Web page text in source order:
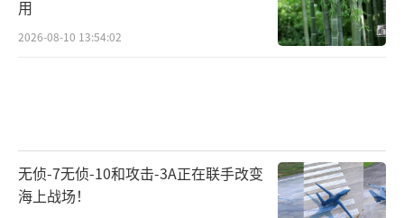
用
2026-08-10 13:54:02
无侦-7无侦-10和攻击-3A正在联手改变
海上战场！